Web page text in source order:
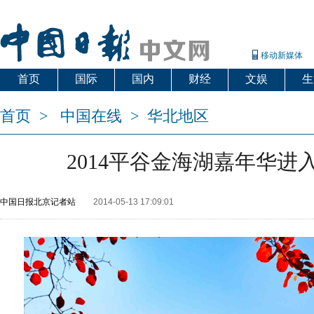
移动新媒体
首页 国际 国内 财经 文娱
首页 > 中国在线 > 华北地区
2014平谷金海湖嘉年华进
中国日报北京记者站 2014-05-13 17:09:01